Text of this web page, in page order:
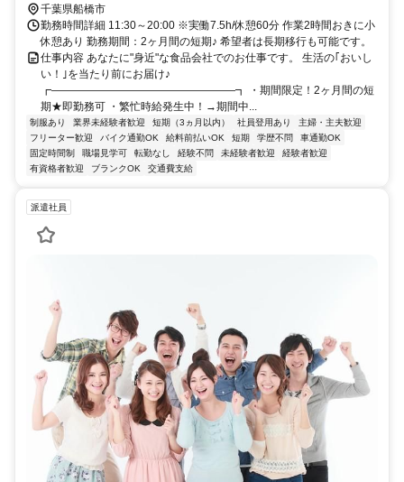
千葉県船橋市
勤務時間詳細 11:30～20:00 ※実働7.5h/休憩60分 作業2時間おきに小
休憩あり 勤務期間：2ヶ月間の短期♪ 希望者は長期移行も可能です。
仕事内容 あなたに"身近"な食品会社でのお仕事です。 生活の｢おいし
い！｣を当たり前にお届け♪
┏―――――――――――――――――┓ ・期間限定！2ヶ月間の短
期★即勤務可 ・繁忙時給発生中！→期間中...
制服あり 業界未経験者歓迎 短期（3ヵ月以内） 社員登用あり
主婦・主夫歓迎
フリーター歓迎
バイク通勤OK 給料前払いOK 短期 学歴不問
車通勤OK
固定時間制
職場見学可 転勤なし 経験不問 未経験者歓迎
経験者歓迎
有資格者歓迎
ブランクOK 交通費支給
派遣社員